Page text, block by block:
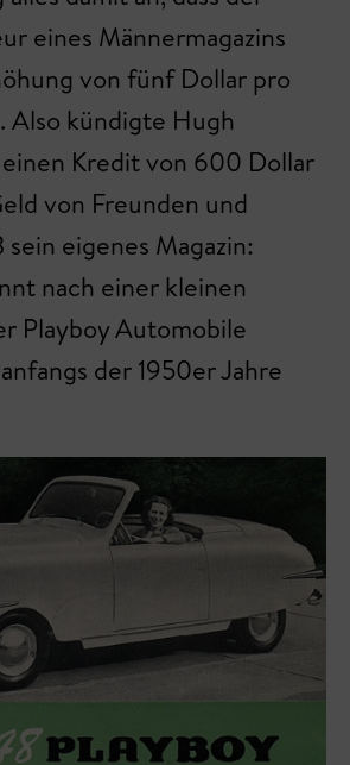
eines Männermagazins
von fünf Dollar pro
Also kündigte Hugh
Kredit von 600 Dollar
von Freunden und
eigenes Magazin:
nach einer kleinen
Playboy Automobile
der 1950er Jahre